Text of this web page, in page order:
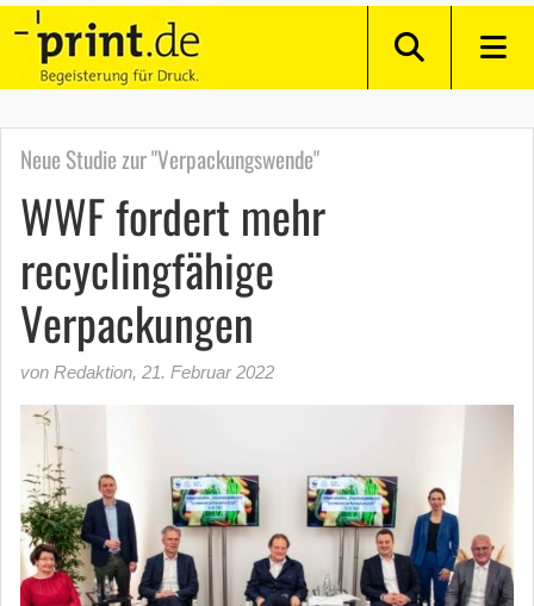
Neue Studie zur "Verpackungswende"
WWF fordert mehr
recyclingfähige
Verpackungen
von Redaktion, 21. Februar 2022